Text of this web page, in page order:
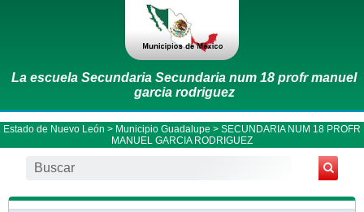
La escuela Secundaria Secundaria num 18 profr manuel
garcia rodriguez
Estado de Nuevo León > Municipio Guadalupe > SECUNDARIA NUM 18 PROFR
MANUEL GARCIA RODRIGUEZ